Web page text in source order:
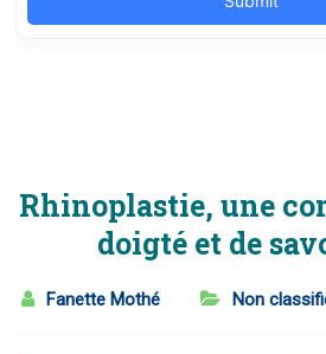
Rhinoplastie, une
doigté et de
Fanette Mothé Non